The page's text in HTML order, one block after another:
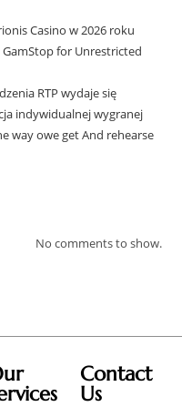
Casino w 2026 roku
for Unrestricted
RTP wydaje się
indywidualnej wygranej
way owe get And rehearse
No comments to show.
Contact
Us